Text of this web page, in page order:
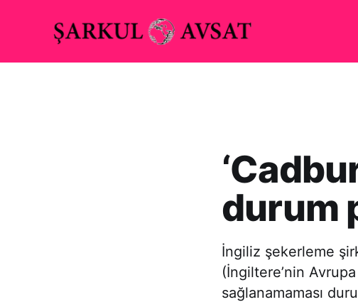
durum
İngiliz şekerleme
(İngiltere’nin
sağlanamaması